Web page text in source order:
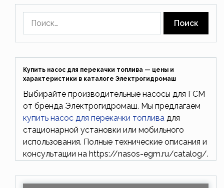
Купить насос для перекачки топлива — цены и
характеристики в каталоге Электрогидромаш
Выбирайте производительные насосы для ГСМ
от бренда Электрогидромаш. Мы предлагаем
купить насос для перекачки топлива для
стационарной установки или мобильного
использования. Полные технические описания и
консультации на https://nasos-egm.ru/catalog/.